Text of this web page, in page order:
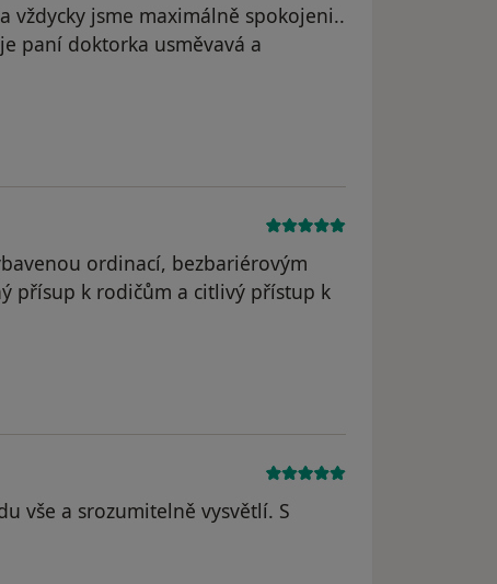
vždycky jsme maximálně spokojeni..
paní doktorka usměvavá a
odstraněn
ordinací, bezbariérovým
přísup k rodičům a citlivý přístup k
odstraněn
vše a srozumitelně vysvětlí. S